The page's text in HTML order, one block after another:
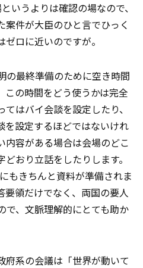
いうよりは確認の場なので、
案件が大臣のひと言でひっく
ロに近いのですが。
の最終準備のために空き時間
この時間をどう使うかは完全
はバイ会談を設定したり、
を設定するほどではないけれ
内容がある場合は会場のどこ
おり立話をしたりします。
もきちんと資料が準備されま
要領だけでなく、両国の要人
で、文脈理解的にとても助か
府系の会議は「世界が動いて